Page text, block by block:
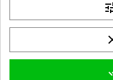
Información sobre la